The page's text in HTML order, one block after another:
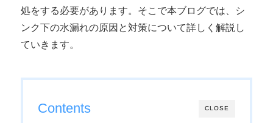
処をする必要があります。そこで本ブログでは、シ
ンク下の水漏れの原因と対策について詳しく解説し
ていきます。
CLOSE
Contents